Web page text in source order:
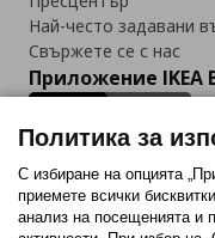
Най-често задавани
Свържете се с нас
Приложение IKEA
Последвайте ни:
Политика за
С избиране на опцията
приемете всички
анализ на посещенията и